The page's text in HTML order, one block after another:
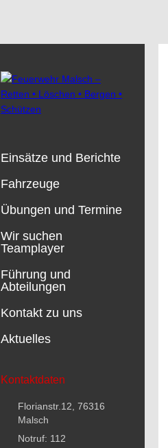
Einsätze und Berichte
Fahrzeuge
Übungen und Termine
Wir suchen
Teamplayer
Führung und
Abteilungen
Kontakt zu uns
Aktuelles
Kontaktdaten
Florianstr.12, 76316
Malsch
Notruf: 112